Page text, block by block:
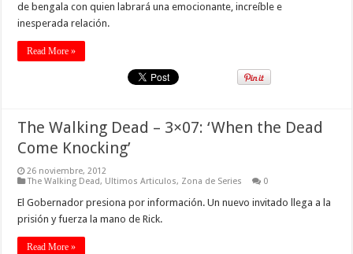
de bengala con quien labrará una emocionante, increíble e
inesperada relación.
Read More »
The Walking Dead – 3×07: ‘When the Dead
Come Knocking’
26 noviembre, 2012
The Walking Dead, Ultimos Articulos, Zona de Series 0
El Gobernador presiona por información. Un nuevo invitado llega a la
prisión y fuerza la mano de Rick.
Read More »